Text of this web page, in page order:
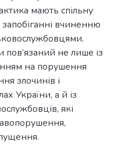
мають спільну
запобіганні вчиненню
пов’язаний не лише із
на порушення
злочинів і
України, а й із
які